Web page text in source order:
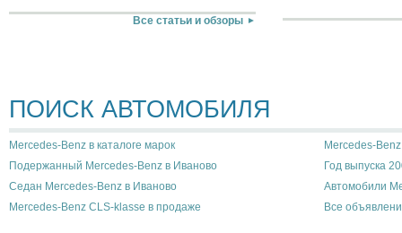
Все статьи и обзоры
ПОИСК АВТОМОБИЛЯ
Mercedes-Benz в каталоге марок
Mercedes-
Подержанный Mercedes-Benz в Иваново
Год выпуска
Седан Mercedes-Benz в Иваново
Автомобили
Mercedes-Benz CLS-klasse в продаже
Все